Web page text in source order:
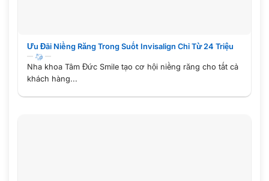
Ưu Đãi Niềng Răng Trong Suốt Invisalign Chỉ Từ 24 Triệu
Nha khoa Tâm Đức Smile tạo cơ hội niềng răng cho tất cả
khách hàng...